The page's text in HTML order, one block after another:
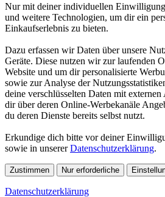
Nur mit deiner individuellen
und weitere Technologien, um dir ein
Einkaufserlebnis zu bieten.
Dazu erfassen wir Daten über unsere
Geräte. Diese nutzen wir zur laufenden
Website und um dir personalisierte
sowie zur Analyse der
deine verschlüsselten Daten mit
dir über deren Online-Werbekanäle
du deren Dienste bereits selbst nutzt.
Erkundige dich bitte vor deiner
sowie in unsererDatenschutzerklärung.
Zustimmen Nur erforderliche
Datenschutzerklärung